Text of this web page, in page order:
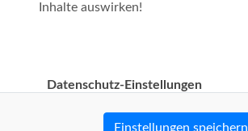
Inhalte auswirken!
Datenschutz-Einstellungen
Einstellungen speichern